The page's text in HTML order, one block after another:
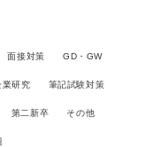
面接対策 GD・GW
業研究 筆記試験対策
第二新卒 その他